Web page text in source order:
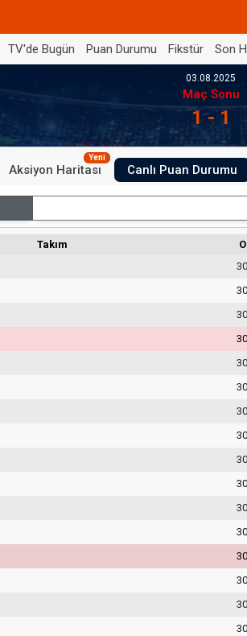
TV'de Bugün Puan Durumu Fikstür Son
03.08.2025
Maç Sonu
1 - 1
Aksiyon Haritası
Yeni
Canlı Puan Durumu
Takım O
30
30
30
30
30
30
30
30
30
30
30
30
30
30
30
30